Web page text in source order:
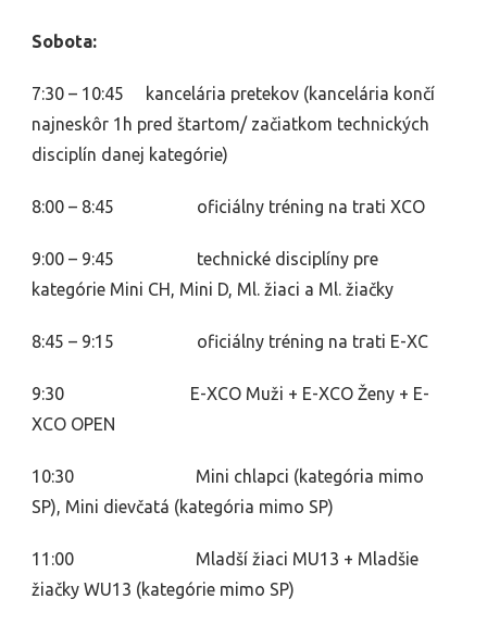
Sobota:
7:30 – 10:45 kancelária pretekov (kancelária končí
najneskôr 1h pred štartom/ začiatkom technických
disciplín danej kategórie)
8:00 – 8:45 oficiálny tréning na trati XCO
9:00 – 9:45 technické disciplíny pre
kategórie Mini CH, Mini D, Ml. žiaci a Ml. žiačky
8:45 – 9:15 oficiálny tréning na trati E-XC
9:30 E-XCO Muži + E-XCO Ženy + E-
XCO OPEN
10:30 Mini chlapci (kategória mimo
SP), Mini dievčatá (kategória mimo SP)
11:00 Mladší žiaci MU13 + Mladšie
žiačky WU13 (kategórie mimo SP)